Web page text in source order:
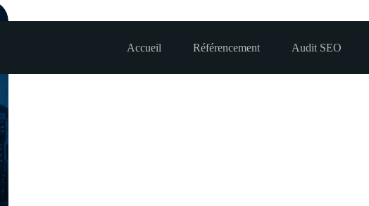
Accueil
Référencement Audit SEO